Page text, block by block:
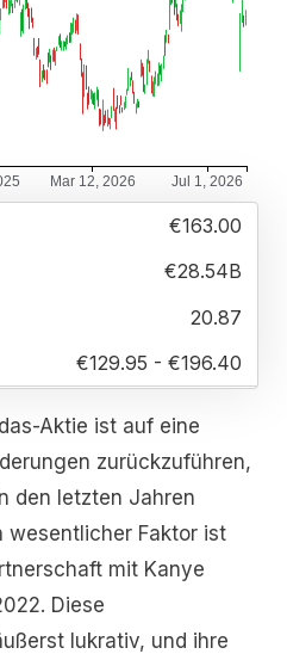
€163.00
€28.54B
20.87
€129.95 - €196.40
Aktie ist auf eine
zurückzuführen,
den letzten Jahren
wesentlicher Faktor ist
mit Kanye
Diese
lukrativ, und ihre